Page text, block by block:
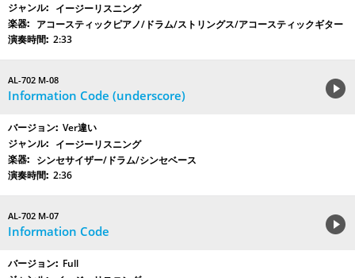
イージーリスニング
アコースティックピアノ/ドラム/ストリングス/アコースティックギター
2:33
AL-702 M-08
Information Code (underscore)
Ver違い
イージーリスニング
シンセサイザー/ドラム/シンセベース
2:36
AL-702 M-07
Information Code
Full